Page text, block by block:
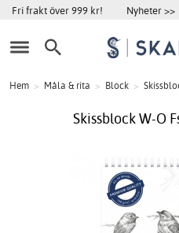
Fri frakt över 999 kr! Nyheter >>
Hem > Måla & rita > Block >
Skissblock W-O